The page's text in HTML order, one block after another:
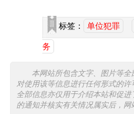
标签： 单位犯罪
务
本网站所包含文字、图片等
对使用该等信息进行任何形式的
全部信息亦仅用于介绍本站和促
的通知并核实有关情况属实后，网